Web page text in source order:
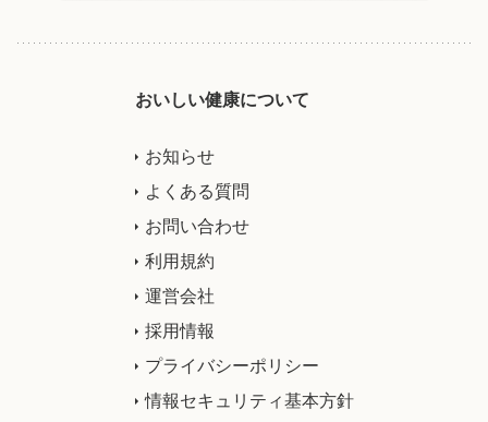
おいしい健康について
お知らせ
よくある質問
お問い合わせ
利用規約
運営会社
採用情報
プライバシーポリシー
情報セキュリティ基本方針